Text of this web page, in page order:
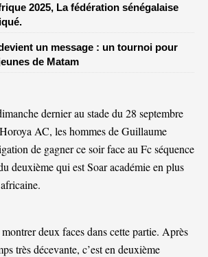
2025, La fédération sénégalaise
un message : un tournoi pour
de Matam
dernier au stade du 28 septembre
AC, les hommes de Guillaume
de gagner ce soir face au Fc séquence
deuxième qui est Soar académie en plus
deux faces dans cette partie. Après
très décevante, c’est en deuxième